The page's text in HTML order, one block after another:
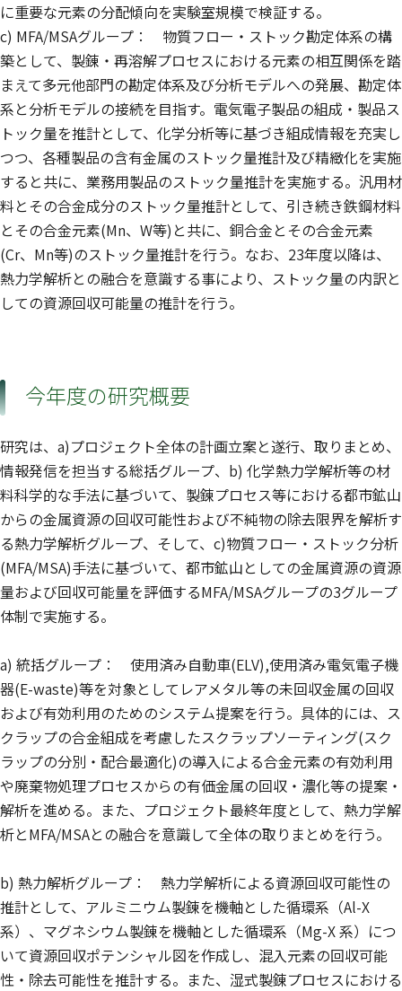
に重要な元素の分配傾向を実験室規模で検証する。
c) MFA/MSAグループ： 物質フロー・ストック勘定体系の構
築として、製錬・再溶解プロセスにおける元素の相互関係を踏
まえて多元他部門の勘定体系及び分析モデルへの発展、勘定体
系と分析モデルの接続を目指す。電気電子製品の組成・製品ス
トック量を推計として、化学分析等に基づき組成情報を充実し
つつ、各種製品の含有金属のストック量推計及び精緻化を実施
すると共に、業務用製品のストック量推計を実施する。汎用材
料とその合金成分のストック量推計として、引き続き鉄鋼材料
とその合金元素(Mn、W等)と共に、銅合金とその合金元素
(Cr、Mn等)のストック量推計を行う。なお、23年度以降は、
熱力学解析との融合を意識する事により、ストック量の内訳と
しての資源回収可能量の推計を行う。
今年度の研究概要
研究は、a)プロジェクト全体の計画立案と遂行、取りまとめ、
情報発信を担当する総括グループ、b) 化学熱力学解析等の材
料科学的な手法に基づいて、製錬プロセス等における都市鉱山
からの金属資源の回収可能性および不純物の除去限界を解析す
る熱力学解析グループ、そして、c)物質フロー・ストック分析
(MFA/MSA)手法に基づいて、都市鉱山としての金属資源の資源
量および回収可能量を評価するMFA/MSAグループの3グループ
体制で実施する。
a) 統括グループ： 使用済み自動車(ELV),使用済み電気電子機
器(E-waste)等を対象としてレアメタル等の未回収金属の回収
および有効利用のためのシステム提案を行う。具体的には、ス
クラップの合金組成を考慮したスクラップソーティング(スク
ラップの分別・配合最適化)の導入による合金元素の有効利用
や廃棄物処理プロセスからの有価金属の回収・濃化等の提案・
解析を進める。また、プロジェクト最終年度として、熱力学解
析とMFA/MSAとの融合を意識して全体の取りまとめを行う。
b) 熱力解析グループ： 熱力学解析による資源回収可能性の
推計として、アルミニウム製錬を機軸とした循環系（Al-X
系）、マグネシウム製錬を機軸とした循環系（Mg-X 系）につ
いて資源回収ポテンシャル図を作成し、混入元素の回収可能
性・除去可能性を推計する。また、湿式製錬プロセスにおける